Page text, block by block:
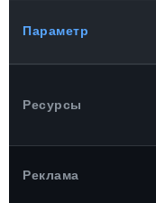
Параметр
Ресурсы
Реклама